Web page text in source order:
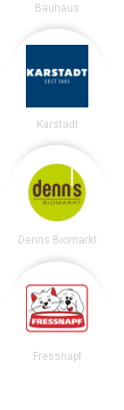
Bauhaus
Karstadt
Denns Biomarkt
Fressnapf